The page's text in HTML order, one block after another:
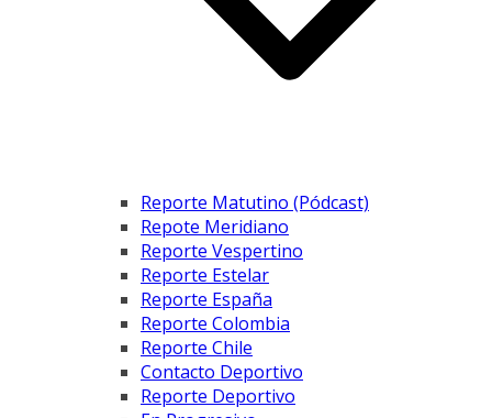
Reporte Matutino (Pódcast)
Repote Meridiano
Reporte Vespertino
Reporte Estelar
Reporte España
Reporte Colombia
Reporte Chile
Contacto Deportivo
Reporte Deportivo